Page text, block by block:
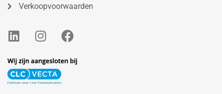
Verkoopvoorwaarden
L
i
k
e
I
n
t
a
F
a
e